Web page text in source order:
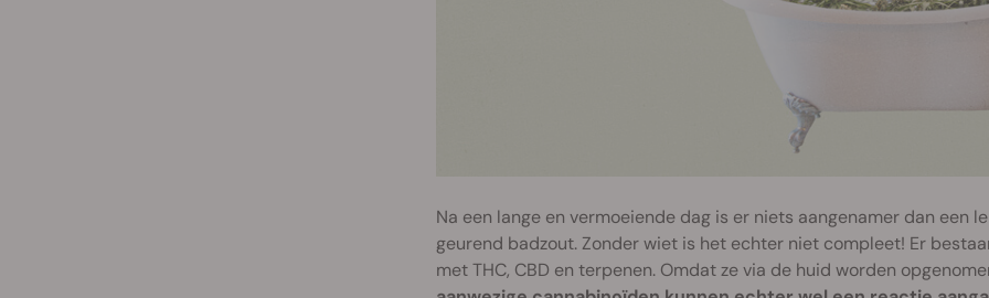
Na een lange en vermoeiende dag is er niets aangenamer dan een
geurend badzout. Zonder wiet is het echter niet compleet! Er
met THC, CBD en terpenen. Omdat ze via de huid worden